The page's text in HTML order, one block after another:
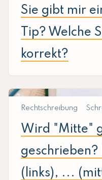
Sie gibt mir
Tip? Welche
korrekt?
Rechtschreibung
Wird "Mitte"
geschrieben?
(links), ...